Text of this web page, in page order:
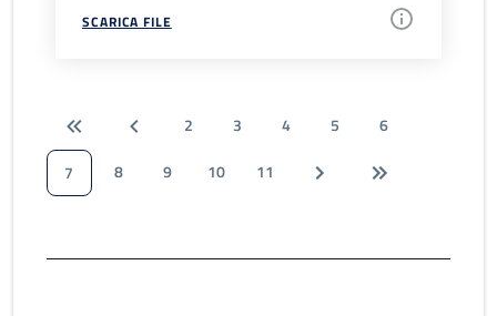
SCARICA FILE
2 3 4 5
6
7
8 9 10 11